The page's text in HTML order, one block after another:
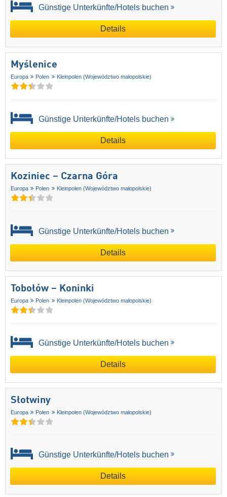
Günstige Unterkünfte/Hotels buchen
Details
Myślenice
Europa Polen Kleinpolen (Województwo małopolskie)
Günstige Unterkünfte/Hotels buchen
Details
Koziniec – Czarna Góra
Europa Polen Kleinpolen (Województwo małopolskie)
Günstige Unterkünfte/Hotels buchen
Details
Tobołów – Koninki
Europa Polen Kleinpolen (Województwo małopolskie)
Günstige Unterkünfte/Hotels buchen
Details
Słotwiny
Europa Polen Kleinpolen (Województwo małopolskie)
Günstige Unterkünfte/Hotels buchen
Details